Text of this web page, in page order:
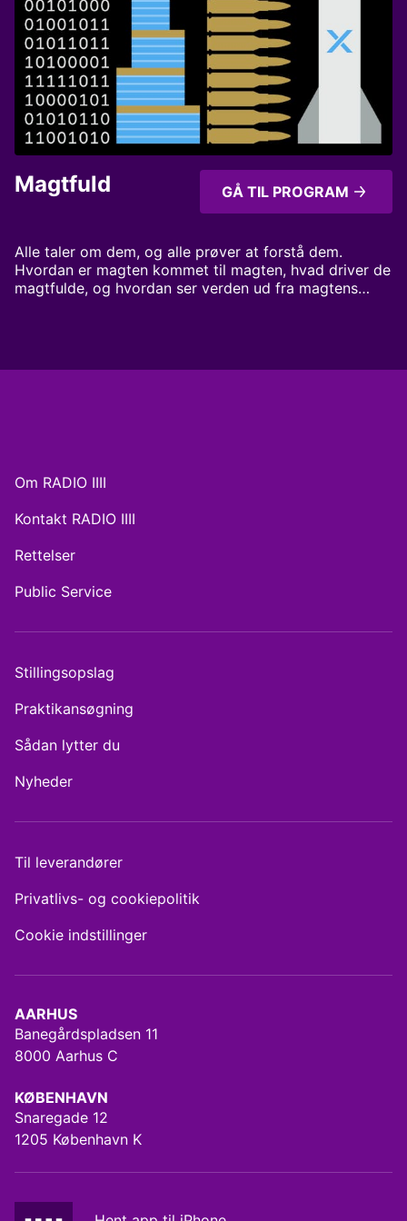
Magtfuld GÅ TIL PROGRAM
Alle taler om dem, og alle prøver at forstå dem.
Hvordan er magten kommet til magten, hvad driver de
magtfulde, og hvordan ser verden ud fra magtens
AARHUS
Banegårdspladsen 11
8000 Aarhus C
KØBENHAVN
Snaregade 12
1205 København K
Om RADIO IIII
Kontakt RADIO IIII
Rettelser
Public Service
Stillingsopslag
Praktikansøgning
Sådan lytter du
Nyheder
Til leverandører
Privatlivs- og cookiepolitik
Cookie indstillinger